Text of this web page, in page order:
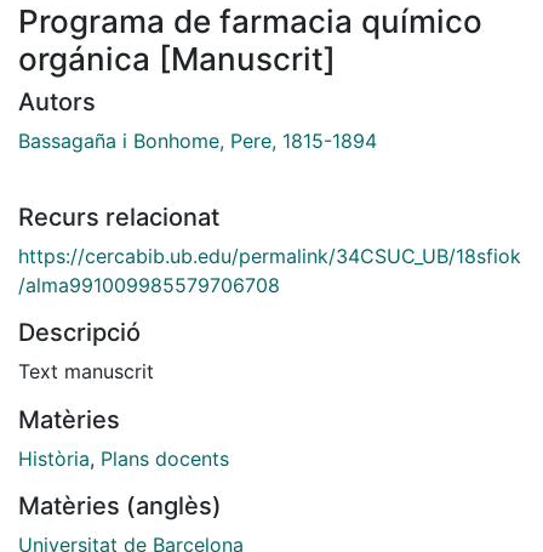
Programa de farmacia químico
orgánica [Manuscrit]
Autors
Bassagaña i Bonhome, Pere, 1815-1894
Recurs relacionat
https://cercabib.ub.edu/permalink/34CSUC_UB/18sfiok
/alma991009985579706708
Descripció
Text manuscrit
Matèries
Història, Plans docents
Matèries (anglès)
Universitat de Barcelona